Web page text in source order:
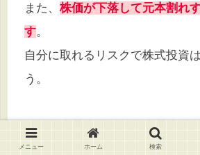
また、 株価が下落して元本割れ
す。
自分に取れるリスクで株式投資
う。
最後まで読んでいただきありが
メニュー ホーム 検索